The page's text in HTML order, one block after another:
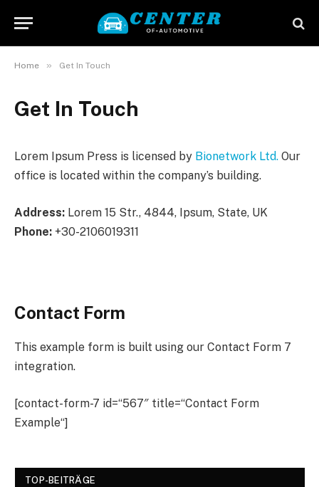
Home » Get In Touch
Get In Touch
Lorem Ipsum Press is licensed by Bionetwork Ltd. Our
office is located within the company’s building.
Address: Lorem 15 Str., 4844, Ipsum, State, UK
Phone: +30-2106019311
Contact Form
This example form is built using our Contact Form 7
integration.
[contact-form-7 id=“567″ title=“Contact Form
Example“]
TOP-BEITRÄGE